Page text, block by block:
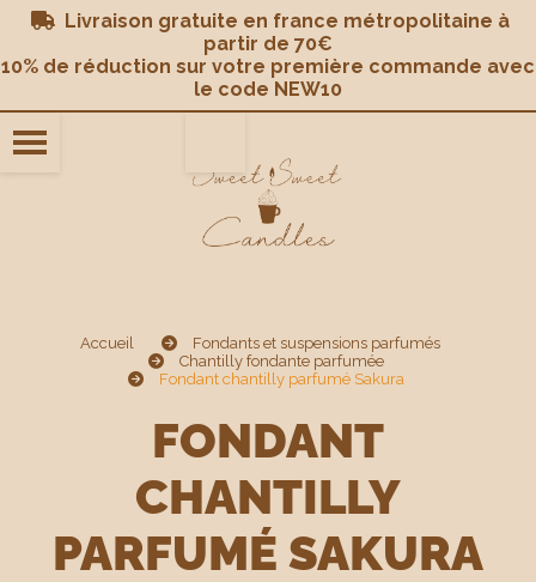
 Livraison gratuite en france métropolitaine à
partir de 70€
10% de réduction sur votre première commande avec
le code NEW10
Accueil
Fondants et suspensions parfumés
Chantilly fondante parfumée
Fondant chantilly parfumé Sakura
FONDANT
CHANTILLY
PARFUMÉ SAKURA
Panneau de gestion des cookies